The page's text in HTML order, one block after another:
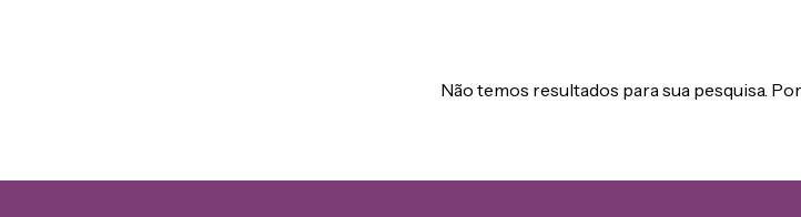
Não temos resultados para sua pesquisa.